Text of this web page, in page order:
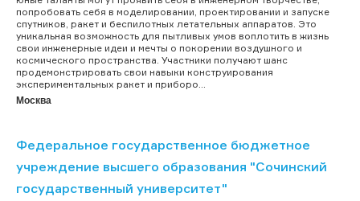
попробовать себя в моделировании, проектировании и запуске
спутников, ракет и беспилотных летательных аппаратов. Это
уникальная возможность для пытливых умов воплотить в жизнь
свои инженерные идеи и мечты о покорении воздушного и
космического пространства. Участники получают шанс
продемонстрировать свои навыки конструирования
экспериментальных ракет и приборо...
Москва
Федеральное государственное бюджетное
учреждение высшего образования "Сочинский
государственный университет"